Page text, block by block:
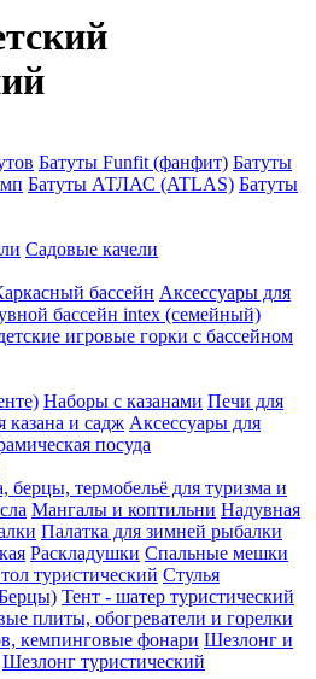
Батуты Funfit (фанфит) Батуты
Батуты АТЛАС (ATLAS) Батуты
Садовые качели
бассейн Аксессуары для
бассейн intex (семейный)
игровые горки с бассейном
Наборы с казанами Печи для
и садж Аксессуары для
посуда
берцы, термобельё для туризма и
Мангалы и коптильни Надувная
Палатка для зимней рыбалки
Раскладушки Спальные мешки
туристический Стулья
Тент - шатер туристический
плиты, обогреватели и горелки
кемпинговые фонари Шезлонг и
Шезлонг туристический